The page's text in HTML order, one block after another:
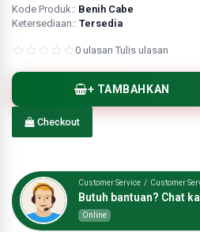
Kode Produk:: Benih Cabe
Ketersediaan:: Tersedia
0 ulasan Tulis ulasan
+ TAMBAHKAN
Checkout
Customer Service / Customer
Butuh bantuan? Chat
Online